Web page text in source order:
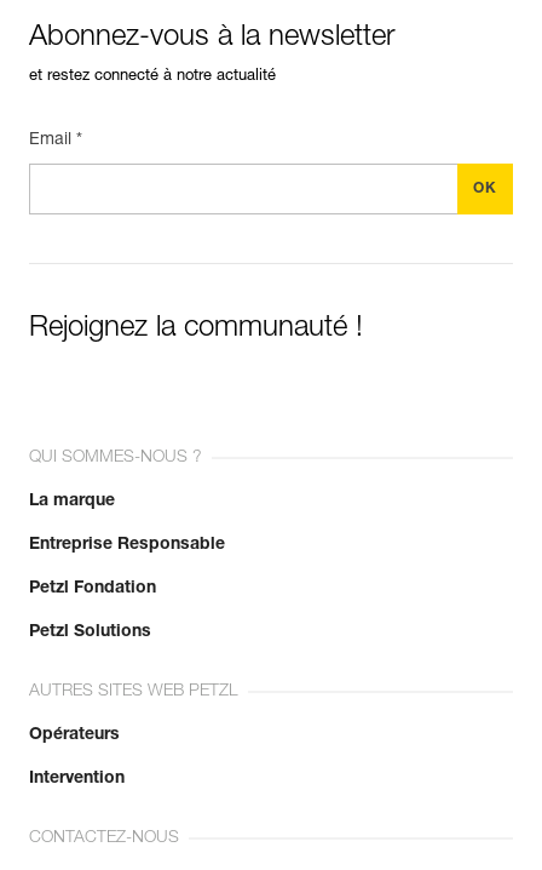
Abonnez-vous à la newsletter
et restez connecté à notre actualité
Email *
Rejoignez la communauté !
QUI SOMMES-NOUS ?
La marque
Entreprise Responsable
Petzl Fondation
Petzl Solutions
AUTRES SITES WEB PETZL
Opérateurs
Intervention
CONTACTEZ-NOUS